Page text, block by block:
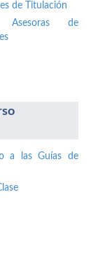
de Titulación
Asesoras de
a las Guías de